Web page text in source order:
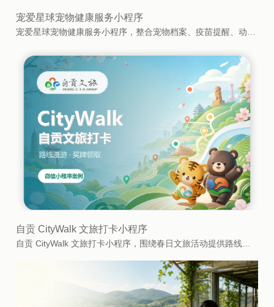
宠爱星球宠物健康服务小程序
自贡 CityWalk 文旅打卡小程序